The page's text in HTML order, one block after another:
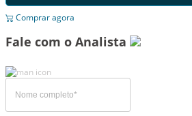
Comprar agora
Fale com o Analista